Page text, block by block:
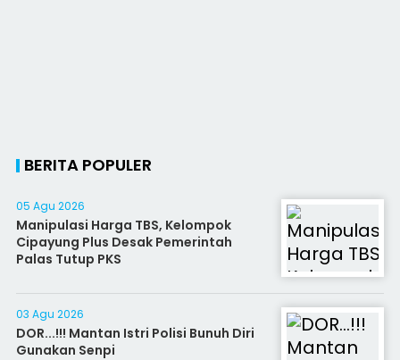
BERITA POPULER
05 Agu 2026
Manipulasi Harga TBS, Kelompok
Cipayung Plus Desak Pemerintah
Palas Tutup PKS
03 Agu 2026
DOR...!!! Mantan Istri Polisi Bunuh Diri
Gunakan Senpi